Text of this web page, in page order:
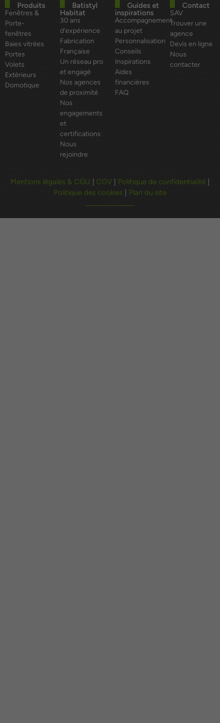
Produits
Fenêtres &
Porte-
fenêtres
Baies vitrées
Portes
Volets
Extérieurs
Domotique
Batistyl
Habitat
30 ans
d’expérience
Fabrication
Française
Un réseau pro
et engagé
Nos agences
de proximité
Nos
engagements
et
certifications
Nous
rejoindre
Guides et
inspirations
Accompagnement
au projet
Personnalisation
Conseils
Inspirations
Aides
financières
FAQ
Contact
SAV
Trouver une
agence
Devis en ligne
Nous
contacter
Mentions légales & CGU CGV Politique de confidentialité
Politique des cookies
Plan du site